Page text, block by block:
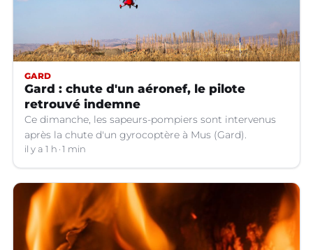
GARD
Gard : chute d'un aéronef, le pilote
retrouvé indemne
Ce dimanche, les sapeurs-pompiers sont intervenus
après la chute d'un gyrocoptère à Mus (Gard).
il y a 1 h 1 min